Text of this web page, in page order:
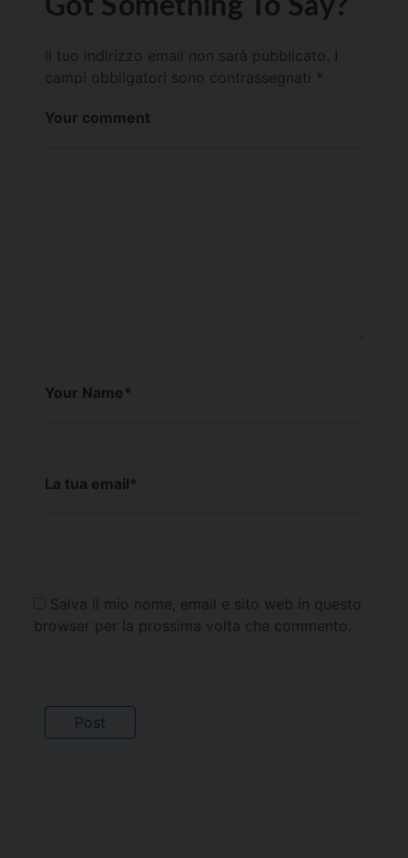
Il tuo indirizzo email non sarà pubblicato.
campi obbligatori sono contrassegnati *
Your comment
Your Name*
La tua email*
Salva il mio nome, email e sito web in questo
browser per la prossima volta che commento.